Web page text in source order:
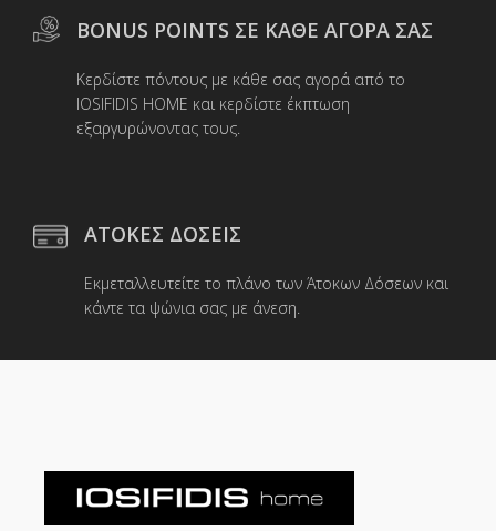
BONUS POINTS ΣΕ ΚΑΘΕ ΑΓΟΡΑ ΣΑΣ
Κερδίστε πόντους με κάθε σας αγορά από το
IOSIFIDIS HOME και κερδίστε έκπτωση
εξαργυρώνοντας τους.
ΑΤΟΚΕΣ ΔΟΣΕΙΣ
Εκμεταλλευτείτε το πλάνο των Άτοκων Δόσεων και
κάντε τα ψώνια σας με άνεση.